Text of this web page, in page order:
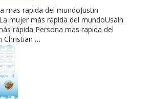
mas rapida del mundoJustin
mujer más rápida del mundoUsain
rápida Persona mas rapida del
Christian …